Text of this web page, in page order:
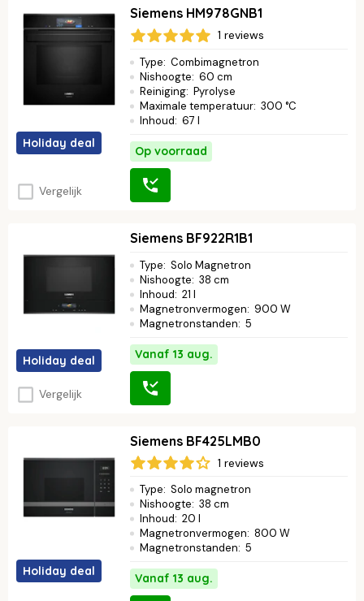
Holiday deal
Vergelijk
Siemens HM978GNB1
1 reviews
Type: Combimagnetron
Nishoogte: 60 cm
Reiniging: Pyrolyse
Maximale temperatuur: 300 °C
Inhoud: 67 l
Op voorraad
Holiday deal
Vergelijk
Siemens BF922R1B1
Type: Solo Magnetron
Nishoogte: 38 cm
Inhoud: 21 l
Magnetronvermogen: 900 W
Magnetronstanden: 5
Vanaf 13 aug.
Holiday deal
Siemens BF425LMB0
1 reviews
Type: Solo magnetron
Nishoogte: 38 cm
Inhoud: 20 l
Magnetronvermogen: 800 W
Magnetronstanden: 5
Vanaf 13 aug.